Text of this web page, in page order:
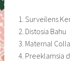
Surveilens
Distosia Bahu
Maternal
Preeklamsia